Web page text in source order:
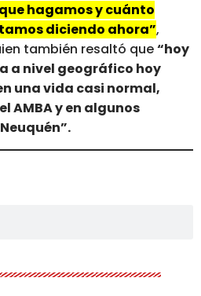
hagamos y cuánto
diciendo ahora”,
también resaltó que“hoy
a nivel geográfico hoy
una vida casi normal,
AMBA y en algunos